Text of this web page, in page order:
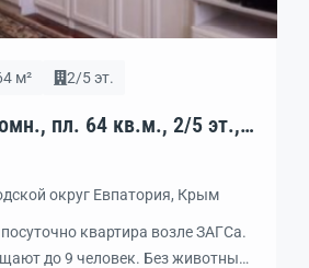
м² 2/5 эт.
пл. 64 кв.м., 2/5 эт.,
округ Евпатория, Крым
квартира возле ЗАГСа.
до 9 человек. Без животных.